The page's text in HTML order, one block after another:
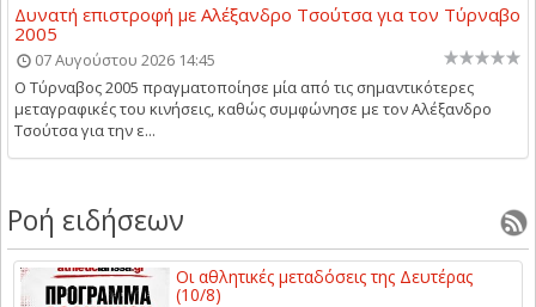
Δυνατή επιστροφή με Αλέξανδρο Τσούτσα για τον Τύρναβο
2005
07 Αυγούστου 2026 14:45
Ο Τύρναβος 2005 πραγματοποίησε μία από τις σημαντικότερες
μεταγραφικές του κινήσεις, καθώς συμφώνησε με τον Αλέξανδρο
Τσούτσα για την ε...
Ροή ειδήσεων
Οι αθλητικές μεταδόσεις της Δευτέρας
(10/8)